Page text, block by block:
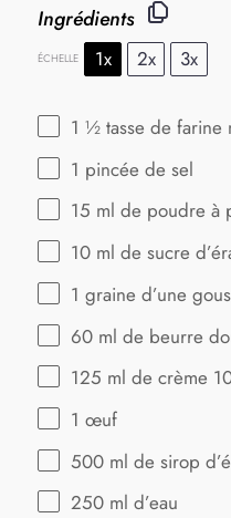
Ingrédients
ÉCHELLE 1x 2x 3x
1 ½ tasse de farine
1 pincée de sel
15 ml de poudre à
10 ml de sucre
1 graine d’une
60 ml de beurre
125 ml de crème
1 œuf
500 ml de sirop
250 ml d’eau